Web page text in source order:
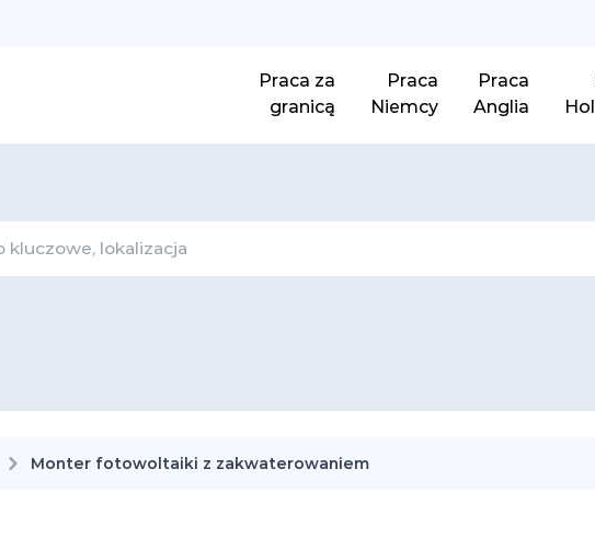
Praca za
granicą
Praca
Niemcy
Praca
Anglia
Monter fotowoltaiki z zakwaterowaniem